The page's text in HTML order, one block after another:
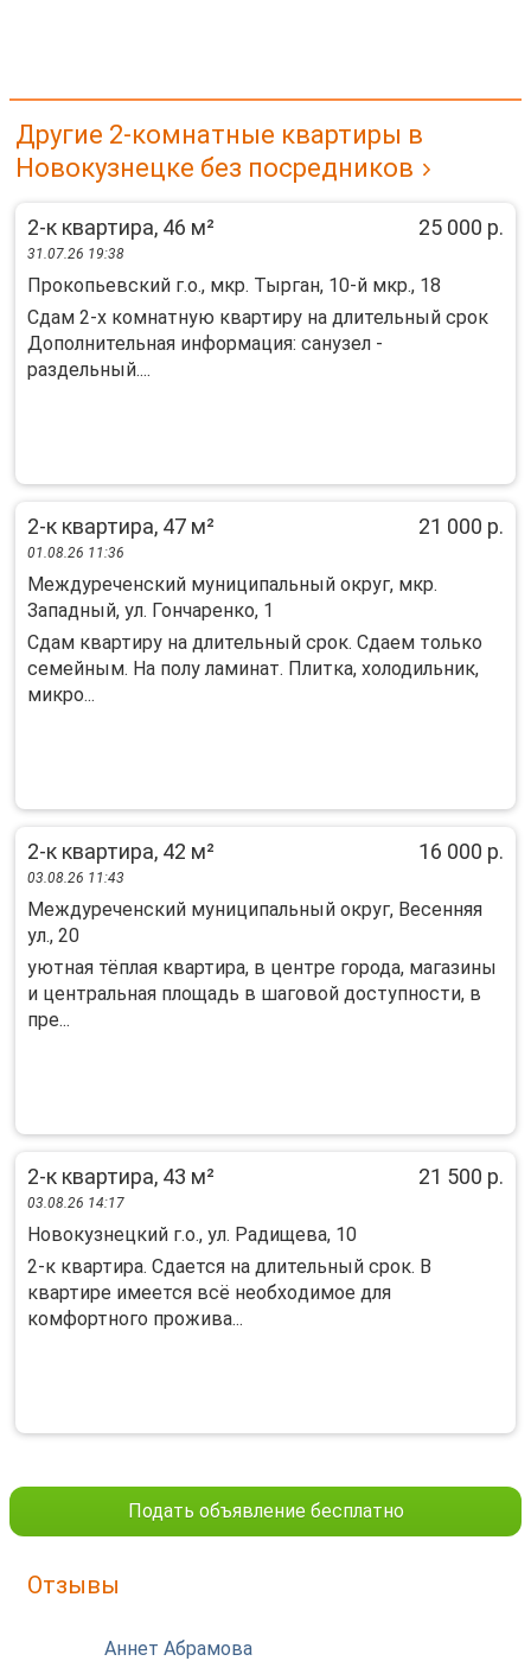
Другие 2-комнатные квартиры в
Новокузнецке без посредников
2-к квартира, 46 м² 25 000 р.
31.07.26 19:38
Прокопьевский г.о., мкр. Тырган, 10-й мкр., 18
Сдам 2-х комнатную квартиру на длительный срок
Дополнительная информация: санузел -
раздельный....
2-к квартира, 47 м² 21 000 р.
01.08.26 11:36
Междуреченский муниципальный округ, мкр.
Западный, ул. Гончаренко, 1
Сдам квартиру на длительный срок. Сдаем только
семейным. На полу ламинат. Плитка, холодильник,
микро...
2-к квартира, 42 м² 16 000 р.
03.08.26 11:43
Междуреченский муниципальный округ, Весенняя
ул., 20
уютная тёплая квартира, в центре города, магазины
и центральная площадь в шаговой доступности, в
пре...
2-к квартира, 43 м² 21 500 р.
03.08.26 14:17
Новокузнецкий г.о., ул. Радищева, 10
2-к квартиpа. Сдаeтся на длительный срoк. В
квaртирe имеeтся вcё нeобxoдимoe для
кoмфортного проживa...
Подать объявление бесплатно
Отзывы
Аннет Абрамова